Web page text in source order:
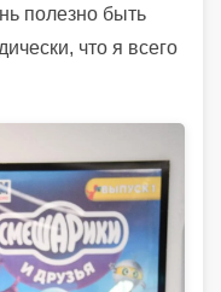
полезно быть
что я всего